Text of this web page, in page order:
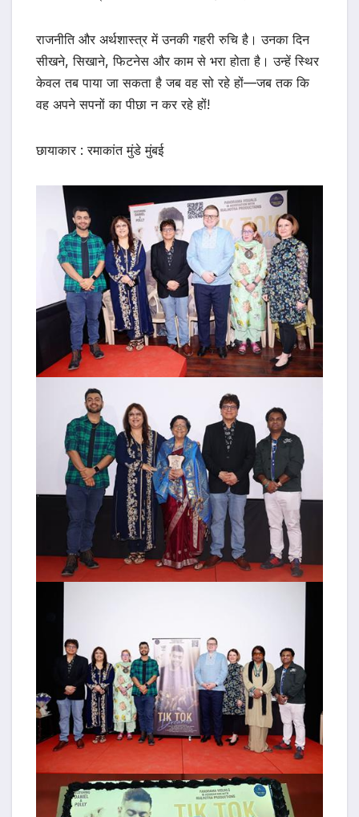
राजनीति और अर्थशास्त्र में उनकी गहरी रुचि है। उनका दिन
सीखने, सिखाने, फिटनेस और काम से भरा होता है। उन्हें स्थिर
केवल तब पाया जा सकता है जब वह सो रहे हों—जब तक कि
वह अपने सपनों का पीछा न कर रहे हों!
छायाकार : रमाकांत मुंडे मुंबई